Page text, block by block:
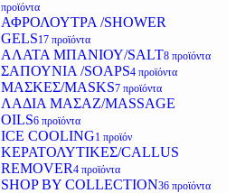
προϊόντα
ΑΦΡΟΛΟΥΤΡΑ /SHOWER
GELS17 προϊόντα
ΑΛΑΤΑ ΜΠΑΝΙΟΥ/SALT8 προϊόντα
ΣΑΠΟΥΝΙΑ /SOAPS4 προϊόντα
ΜΑΣΚΕΣ/MASKS7 προϊόντα
ΛΑΔΙΑ ΜΑΣΑΖ/MASSAGE
OILS6 προϊόντα
ICE COOLING1 προϊόν
ΚΕΡΑΤΟΛΥΤΙΚΕΣ/CALLUS
REMOVER4 προϊόντα
SHOP BY COLLECTION36 προϊόντα